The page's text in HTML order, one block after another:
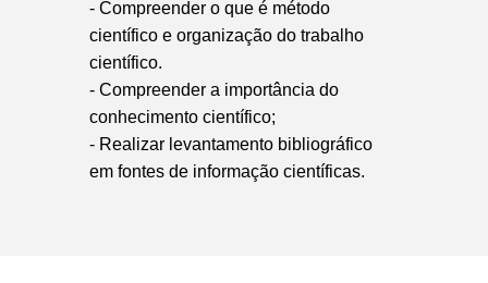
- Compreender o que é método
científico e organização do trabalho
científico.
- Compreender a importância do
conhecimento científico;
- Realizar levantamento bibliográfico
em fontes de informação científicas.